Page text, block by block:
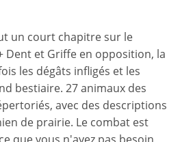
un court chapitre sur le
Dent et Griffe en opposition, la
les dégâts infligés et les
bestiaire. 27 animaux des
avec des descriptions
de prairie. Le combat est